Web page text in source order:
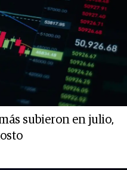
subieron en julio,